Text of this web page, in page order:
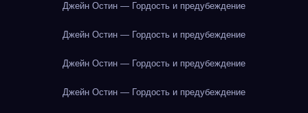
Джейн Остин — Гордость и предубеждение
Джейн Остин — Гордость и предубеждение
Джейн Остин — Гордость и предубеждение
Джейн Остин — Гордость и предубеждение